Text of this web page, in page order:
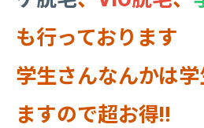
も行っております
学生さんなんかは
ますので超お得‼️